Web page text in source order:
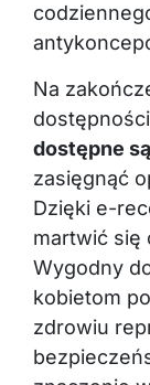
Na
dostępne
zasięgnąć
Dzięki e-
martwić się
Wygodny
kobietom
zdrowiu